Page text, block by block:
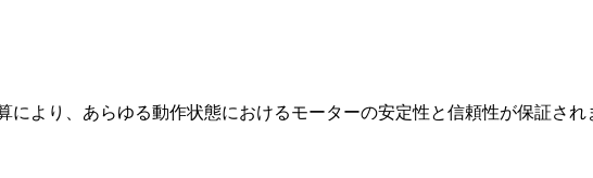
により、あらゆる動作状態におけるモーターの安定性と信頼性が保証され